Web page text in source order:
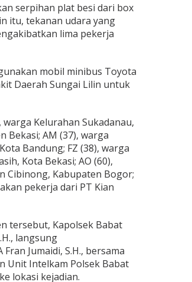
serpihan plat besi dari box
itu, tekanan udara yang
lima pekerja
mobil minibus Toyota
Daerah Sungai Lilin untuk
Kelurahan Sukadanau,
Bekasi; AM (37), warga
Bandung; FZ (38), warga
Kota Bekasi; AO (60),
Cibinong, Kabupaten Bogor;
pekerja dari PT Kian
tersebut, Kapolsek Babat
langsung
Jumaidi, S.H., bersama
Unit Intelkam Polsek Babat
lokasi kejadian.